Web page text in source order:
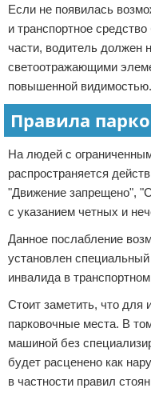
Если не появилась
и транспортное
части, водитель должен
светоотражающими
повышенной видимостью.
Правила
На людей с
распространяется
"Движение запрещено",
с указанием четных и
Данное послабление
установлен
инвалида в
Стоит заметить, что
парковочные места. В
машиной без
будет расценено как
в частности правил